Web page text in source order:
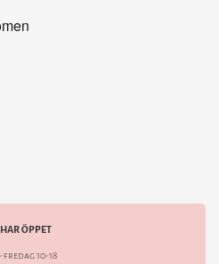
ÖPPET
fredag 10-18